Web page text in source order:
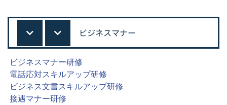
ビジネスマナー
ビジネスマナー研修
電話応対スキルアップ研修
ビジネス文書スキルアップ研修
接遇マナー研修